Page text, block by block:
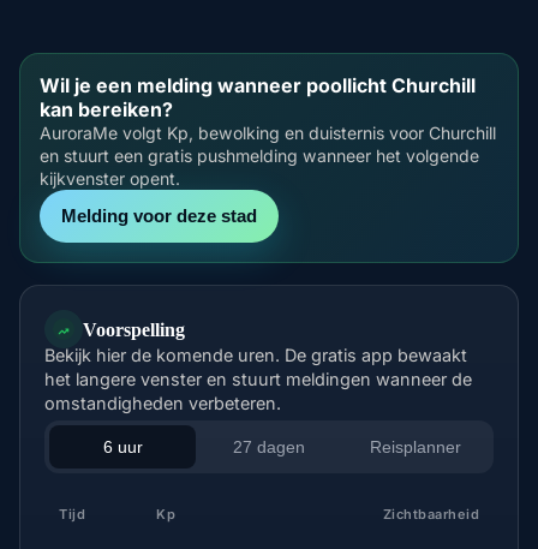
Wil je een melding wanneer poollicht Churchill
kan bereiken?
AuroraMe volgt Kp, bewolking en duisternis voor Churchill
en stuurt een gratis pushmelding wanneer het volgende
kijkvenster opent.
Melding voor deze stad
Voorspelling
Bekijk hier de komende uren. De gratis app bewaakt
het langere venster en stuurt meldingen wanneer de
omstandigheden verbeteren.
6 uur 27 dagen Reisplanner
Tijd Kp Zichtbaarheid